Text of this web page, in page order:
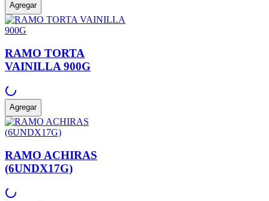
Agregar
RAMO TORTA
VAINILLA 900G
Agregar
RAMO ACHIRAS
(6UNDX17G)